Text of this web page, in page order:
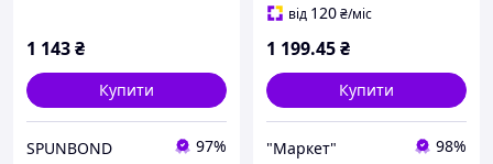
1 143₴
Купити
SPUNBOND 97%
від 120₴/міс
1 199.45₴
Купити
"Маркет" 98%